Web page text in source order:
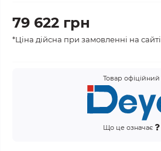
79 622 грн
*Ціна дійсна при замовленні на сайті
Товар офіційний
Що це означає